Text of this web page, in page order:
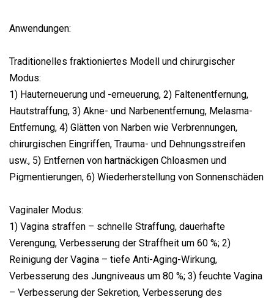
Anwendungen:
Traditionelles fraktioniertes Modell und chirurgischer
Modus:
1) Hauterneuerung und -erneuerung, 2) Faltenentfernung,
Hautstraffung, 3) Akne- und Narbenentfernung, Melasma-
Entfernung, 4) Glätten von Narben wie Verbrennungen,
chirurgischen Eingriffen, Trauma- und Dehnungsstreifen
usw., 5) Entfernen von hartnäckigen Chloasmen und
Pigmentierungen, 6) Wiederherstellung von Sonnenschäden
Vaginaler Modus:
1) Vagina straffen – schnelle Straffung, dauerhafte
Verengung, Verbesserung der Straffheit um 60 %; 2)
Reinigung der Vagina – tiefe Anti-Aging-Wirkung,
Verbesserung des Jungniveaus um 80 %; 3) feuchte Vagina
– Verbesserung der Sekretion, Verbesserung des